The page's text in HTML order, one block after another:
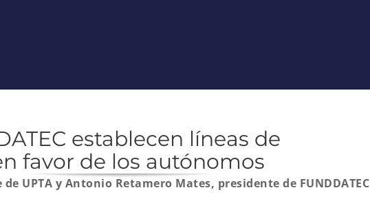
establecen líneas de
favor de los autónomos
UPTA y Antonio Retamero Mates, presidente de FUNDDATEC